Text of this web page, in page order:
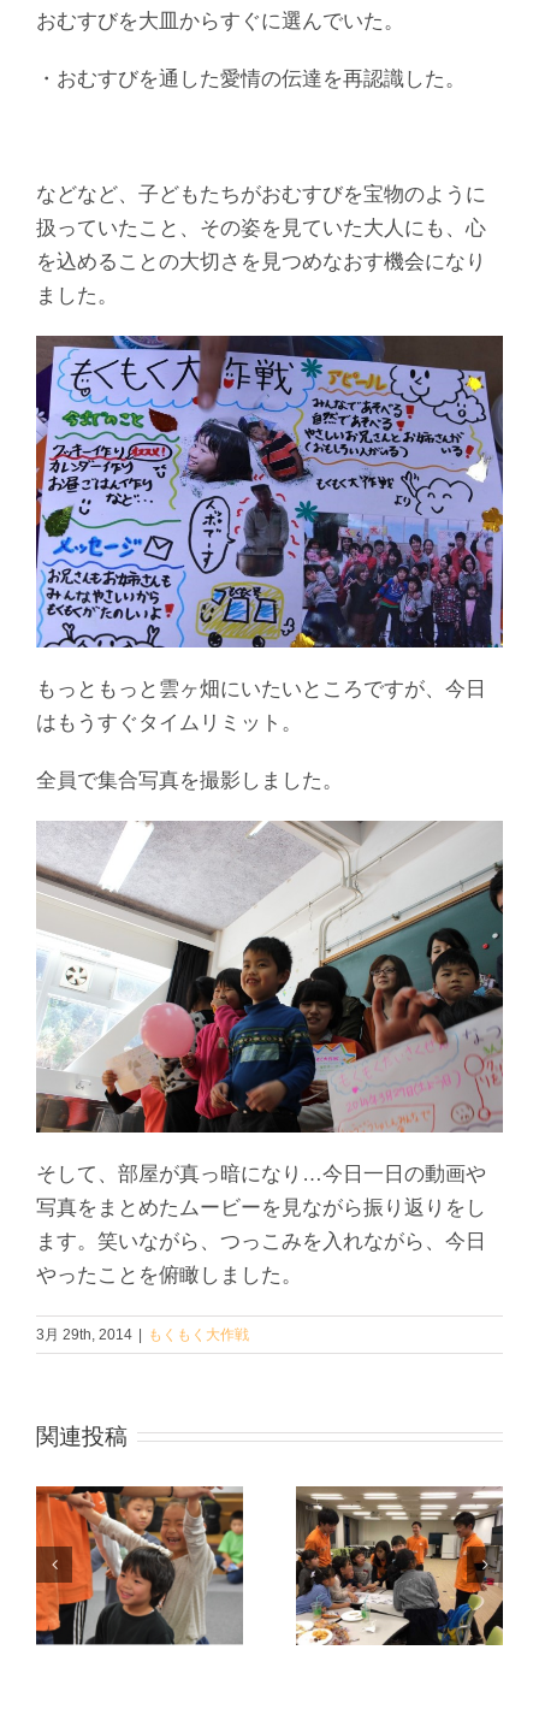
おむすびを大皿からすぐに選んでいた。
・おむすびを通した愛情の伝達を再認識した。
などなど、子どもたちがおむすびを宝物のように
扱っていたこと、その姿を見ていた大人にも、心
を込めることの大切さを見つめなおす機会になり
ました。
もっともっと雲ヶ畑にいたいところですが、今日
はもうすぐタイムリミット。
全員で集合写真を撮影しました。
そして、部屋が真っ暗になり…今日一日の動画や
写真をまとめたムービーを見ながら振り返りをし
ます。笑いながら、つっこみを入れながら、今日
やったことを俯瞰しました。
3月 29th, 2014 | もくもく大作戦
関連投稿
第20回もくも
く大作戦 ～も
くもく探検隊
～ 実践報告
第19回もくも
く大作戦 ～も
くもくハロウ
ィンパーティ